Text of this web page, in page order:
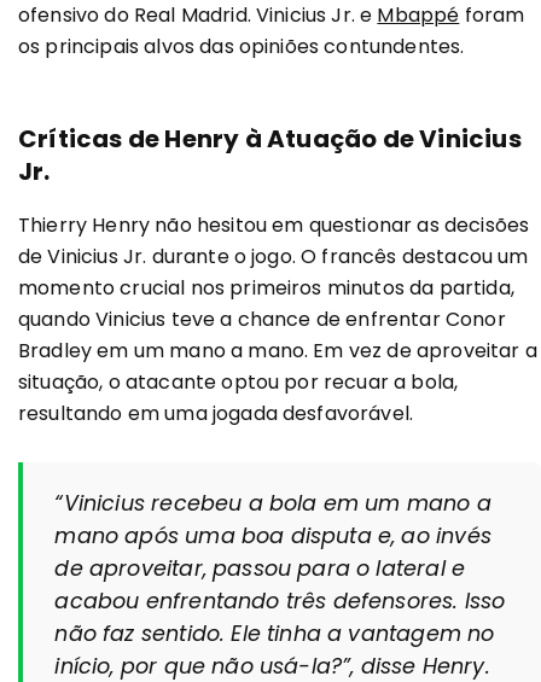
ofensivo do Real Madrid. Vinicius Jr. e Mbappé foram
os principais alvos das opiniões contundentes.
Críticas de Henry à Atuação de Vinicius
Jr.
Thierry Henry não hesitou em questionar as decisões
de Vinicius Jr. durante o jogo. O francês destacou um
momento crucial nos primeiros minutos da partida,
quando Vinicius teve a chance de enfrentar Conor
Bradley em um mano a mano. Em vez de aproveitar a
situação, o atacante optou por recuar a bola,
resultando em uma jogada desfavorável.
“Vinicius recebeu a bola em um mano a
mano após uma boa disputa e, ao invés
de aproveitar, passou para o lateral e
acabou enfrentando três defensores. Isso
não faz sentido. Ele tinha a vantagem no
início, por que não usá-la?”, disse Henry.